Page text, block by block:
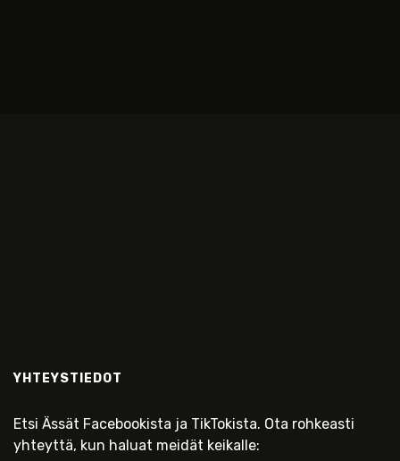
YHTEYSTIEDOT
Etsi Ässät Facebookista ja TikTokista. Ota rohkeasti
yhteyttä, kun haluat meidät keikalle: